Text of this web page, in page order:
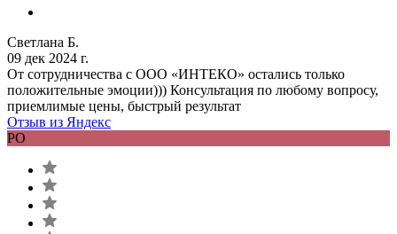
Светлана Б.
09 дек 2024 г.
От сотрудничества с ООО «ИНТЕКО» остались только
положительные эмоции))) Консультация по любому вопросу,
приемлимые цены, быстрый результат
Отзыв из Яндекс
РО